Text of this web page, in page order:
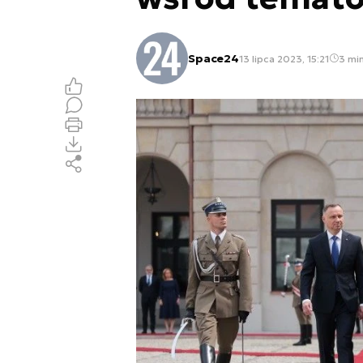
Space2413 lipca 2023, 15:21 3